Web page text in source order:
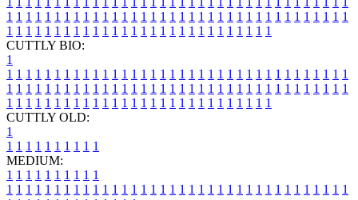
1 1 1 1 1 1 1 1 1 1 1 1 1 1 1 1 1 1 1 1 1 1 1 1 1 1 1 1 1 1 1 1 1 1 1 1
1 1 1 1 1 1 1 1 1 1 1 1 1 1 1 1 1 1 1 1 1 1 1 1 1 1 1 1
CUTTLY BIO:
1
1 1 1 1 1 1 1 1 1 1 1 1 1 1 1 1 1 1 1 1 1 1 1 1 1 1 1 1 1 1 1 1 1 1 1 1
1 1 1 1 1 1 1 1 1 1 1 1 1 1 1 1 1 1 1 1 1 1 1 1 1 1 1 1 1 1 1 1 1 1 1 1
1 1 1 1 1 1 1 1 1 1 1 1 1 1 1 1 1 1 1 1 1 1 1 1 1 1 1 1
CUTTLY OLD:
1
1 1 1 1 1 1 1 1 1 1
MEDIUM:
1 1 1 1 1 1 1 1 1 1
1 1 1 1 1 1 1 1 1 1 1 1 1 1 1 1 1 1 1 1 1 1 1 1 1 1 1 1 1 1 1 1 1 1 1 1